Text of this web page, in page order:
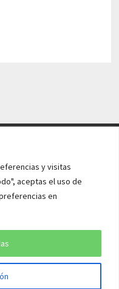
y visitas
aceptas el uso de
en